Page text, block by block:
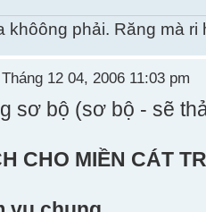
khôông phải. Răng mà ri
12 04, 2006 11:03 pm
sơ bộ (sơ bộ - sẽ
CHO MIỀN CÁT